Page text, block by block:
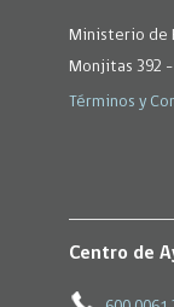
Ministerio de
Monjitas 392
Términos y
Centro de